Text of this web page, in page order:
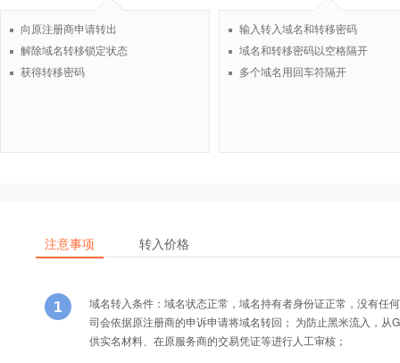
向原注册商申请转出
解除域名转移锁定状态
获得转移密码
输入转入域名和转移密码
域名和转移密码以空格隔开
多个域名用回车符隔开
注意事项 转入价格
域名转入条件：域名状态正常，域名持有者身份证正常，没有任
司会依据原注册商的申诉申请将域名转回； 为防止黑米流入，
供实名材料、在原服务商的交易凭证等进行人工审核；